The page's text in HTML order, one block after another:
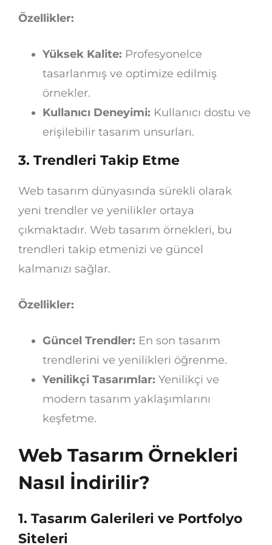
Özellikler:
Yüksek Kalite: Profesyonelce
tasarlanmış ve optimize edilmiş
örnekler.
Kullanıcı Deneyimi: Kullanıcı dostu ve
erişilebilir tasarım unsurları.
3. Trendleri Takip Etme
Web tasarım dünyasında sürekli olarak
yeni trendler ve yenilikler ortaya
çıkmaktadır. Web tasarım örnekleri, bu
trendleri takip etmenizi ve güncel
kalmanızı sağlar.
Özellikler:
Güncel Trendler: En son tasarım
trendlerini ve yenilikleri öğrenme.
Yenilikçi Tasarımlar: Yenilikçi ve
modern tasarım yaklaşımlarını
keşfetme.
Web Tasarım Örnekleri
Nasıl İndirilir?
1. Tasarım Galerileri ve Portfolyo
Siteleri